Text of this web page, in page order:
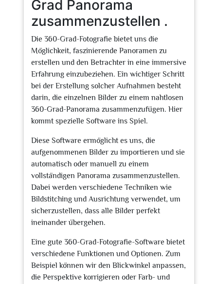
Grad Panorama
zusammenzustellen .
Die 360-Grad-Fotografie bietet uns die
Möglichkeit, faszinierende Panoramen zu
erstellen und den Betrachter in eine immersive
Erfahrung einzubeziehen. Ein wichtiger Schritt
bei der Erstellung solcher Aufnahmen besteht
darin, die einzelnen Bilder zu einem nahtlosen
360-Grad-Panorama zusammenzufügen. Hier
kommt spezielle Software ins Spiel.
Diese Software ermöglicht es uns, die
aufgenommenen Bilder zu importieren und sie
automatisch oder manuell zu einem
vollständigen Panorama zusammenzustellen.
Dabei werden verschiedene Techniken wie
Bildstitching und Ausrichtung verwendet, um
sicherzustellen, dass alle Bilder perfekt
ineinander übergehen.
Eine gute 360-Grad-Fotografie-Software bietet
verschiedene Funktionen und Optionen. Zum
Beispiel können wir den Blickwinkel anpassen,
die Perspektive korrigieren oder Farb- und